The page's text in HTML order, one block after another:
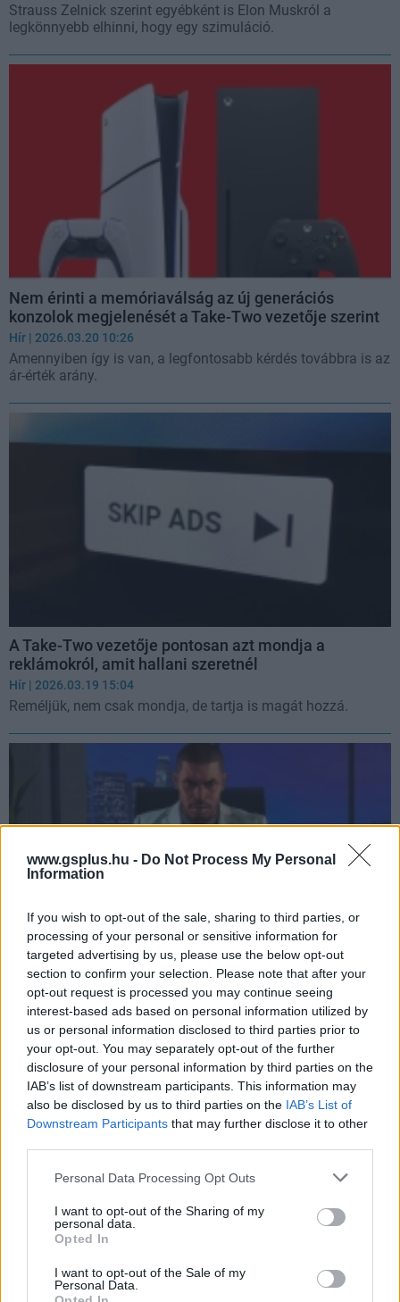
www.gsplus.hu - Do Not Process My Personal
Information
If you wish to opt-out of the sale, sharing to third parties, or
processing of your personal or sensitive information for
targeted advertising by us, please use the below opt-out
section to confirm your selection. Please note that after your
opt-out request is processed you may continue seeing
interest-based ads based on personal information utilized by
us or personal information disclosed to third parties prior to
your opt-out. You may separately opt-out of the further
disclosure of your personal information by third parties on the
IAB’s list of downstream participants. This information may
also be disclosed by us to third parties on the IAB’s List of
Downstream Participants that may further disclose it to other
Please note that this website/app uses one or more Google
not limited to your visit or usage behaviour. You may click to
grant or deny consent to Google and its third-party tags to
use your data for below specified purposes in below Google
consent section.
Personal Data Processing Opt Outs
I want to opt-out of the Sharing of my
personal data.
Opted In
I want to opt-out of the Sale of my
Personal Data.
Strauss Zelnick szerint egyébként is Elon Muskról a
legkönnyebb elhinni, hogy egy szimuláció.
Nem érinti a memóriaválság az új generációs
konzolok megjelenését a Take-Two vezetője szerint
Hír | 2026.03.20 10:26
Amennyiben így is van, a legfontosabb kérdés továbbra is az
ár-érték arány.
A Take-Two vezetője pontosan azt mondja a
reklámokról, amit hallani szeretnél
Hír | 2026.03.19 15:04
Reméljük, nem csak mondja, de tartja is magát hozzá.
A Take-Two vezetője szerint a gondolat is
nevetséges, hogy az AI nulláról fejleszt majd játékot
| 2026.03.18 11:38
Strauss Zelnick bonyolult, se-veled-se-nélküled kapcsolatban
él a mesterséges intelligenciával.